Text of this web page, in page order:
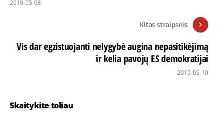
2019-05-08
Kitas straipsnis
Vis dar egzistuojanti nelygybė augina nepasitikėjimą
ir kelia pavojų ES demokratijai
2019-05-10
Skaitykite toliau